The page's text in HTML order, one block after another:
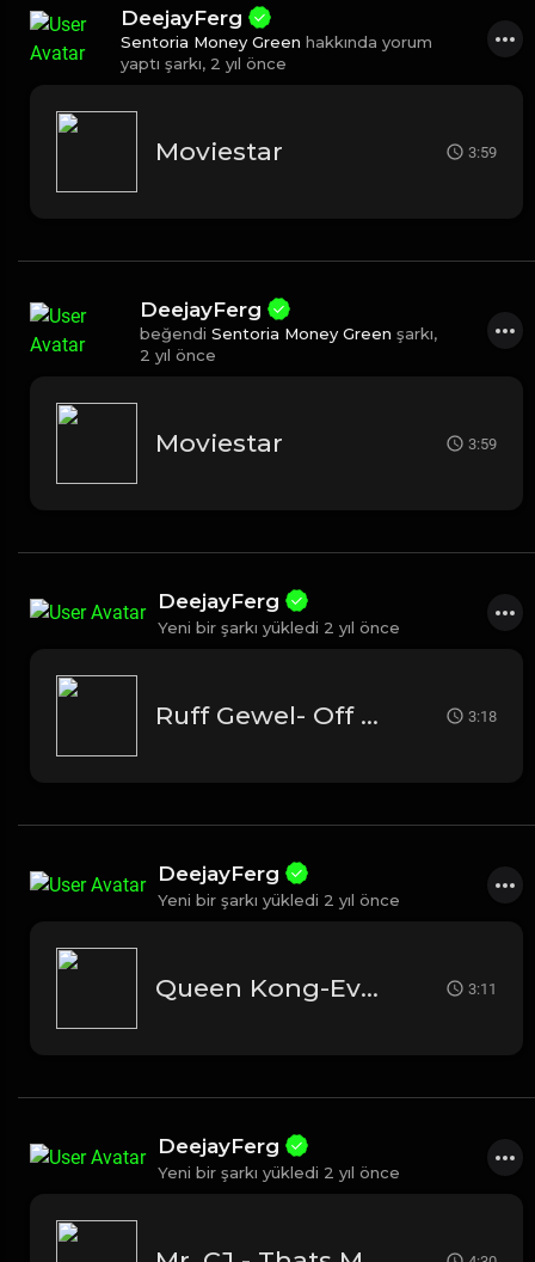
DeejayFerg
Sentoria Money Green hakkında yorum
yaptı şarkı, 2 yıl önce
Moviestar 3:59
DeejayFerg
beğendi Sentoria Money Green şarkı,
2 yıl önce
Moviestar 3:59
DeejayFerg
Yeni bir şarkı yükledi 2 yıl önce
Ruff Gewel- Off The Leash 3:18
DeejayFerg
Yeni bir şarkı yükledi 2 yıl önce
Queen Kong-Everything I need 3:11
DeejayFerg
Yeni bir şarkı yükledi 2 yıl önce